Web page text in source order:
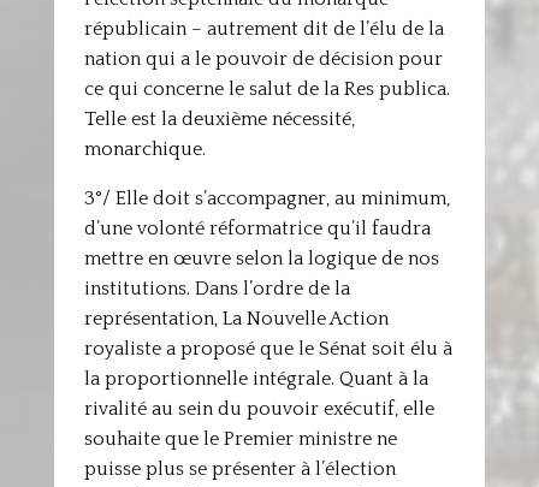
républicain – autrement dit de l’élu de la
nation qui a le pouvoir de décision pour
ce qui concerne le salut de la Res publica.
Telle est la deuxième nécessité,
monarchique.
3°/ Elle doit s’accompagner, au minimum,
d’une volonté réformatrice qu’il faudra
mettre en œuvre selon la logique de nos
institutions. Dans l’ordre de la
représentation, La Nouvelle Action
royaliste a proposé que le Sénat soit élu à
la proportionnelle intégrale. Quant à la
rivalité au sein du pouvoir exécutif, elle
souhaite que le Premier ministre ne
puisse plus se présenter à l’élection